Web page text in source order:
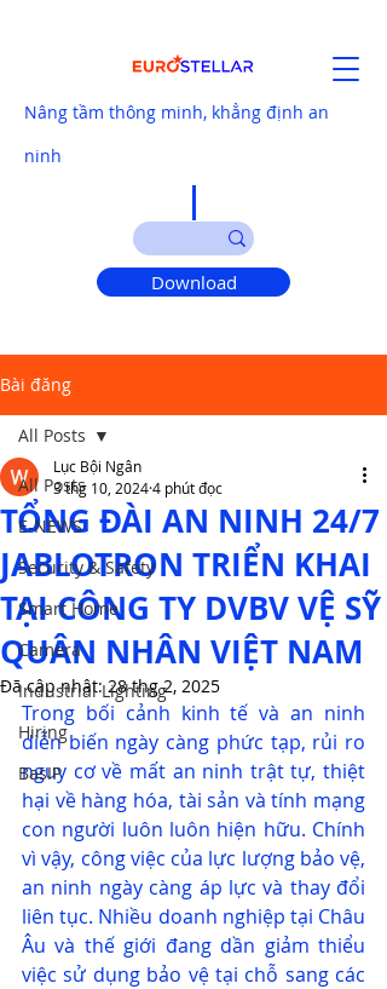
Nâng tầm thông minh, khẳng định an
ninh
Download
Bài đăng
All Posts
E-NEWS
Security & Safety
Smart Home
Camera
Industrial Lighting
Hiring
BasIP
All Posts
TỔNG ĐÀI AN NINH 24/7
JABLOTRON TRIỂN KHAI
TẠI CÔNG TY DVBV VỆ SỸ
QUÂN NHÂN VIỆT NAM
Lục Bội Ngân
3 thg 10, 20244 phút đọc
Đã cập nhật:28 thg 2, 2025
Trong bối cảnh kinh tế và an ninh
diễn biến ngày càng phức tạp, rủi ro
nguy cơ về mất an ninh trật tự, thiệt
hại về hàng hóa, tài sản và tính mạng
con người luôn luôn hiện hữu. Chính
vì vậy, công việc của lực lượng bảo vệ,
an ninh ngày càng áp lực và thay đổi
liên tục. Nhiều doanh nghiệp tại Châu
Âu và thế giới đang dần giảm thiểu
việc sử dụng bảo vệ tại chỗ sang các